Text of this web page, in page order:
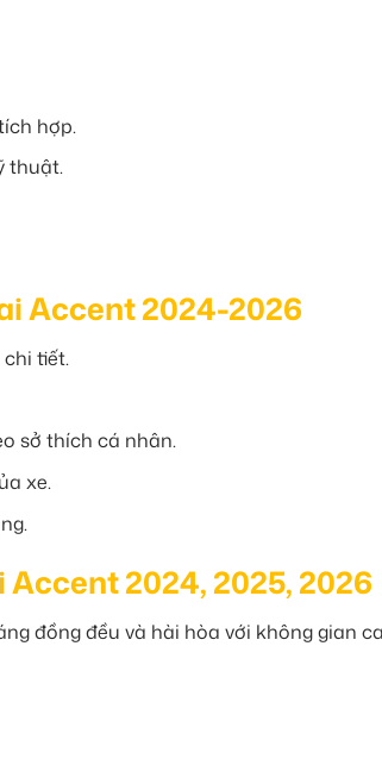
hợp.
thuật.
Accent 2024-2026
tiết.
sở thích cá nhân.
xe.
2024, 2025, 2026
đồng đều và hài hòa với không gian